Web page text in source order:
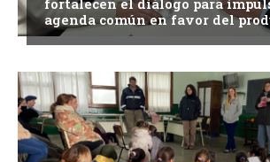
agenda común en favor del